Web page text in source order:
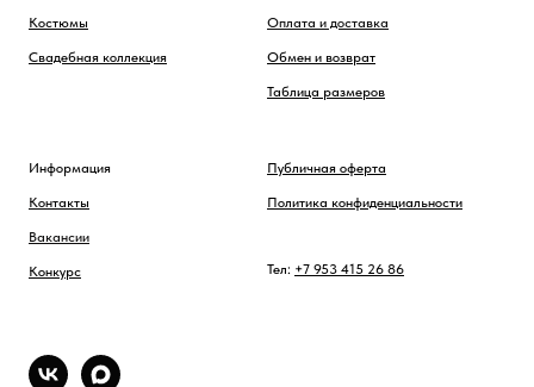
Костюмы
Свадебная коллекция
Оплата и доставка
Обмен и возврат
Таблица размеров
Информация
Контакты
Вакансии
Конкурс
Публичная оферта
Политика конфиденциальности
Тел: +7 953 415 26 86